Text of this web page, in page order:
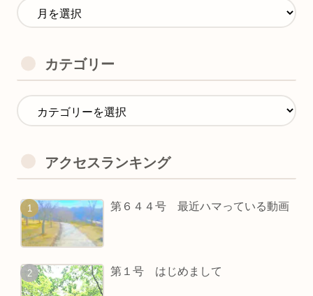
カテゴリー
アクセスランキング
第６４４号 最近ハマっている動画
第１号 はじめまして